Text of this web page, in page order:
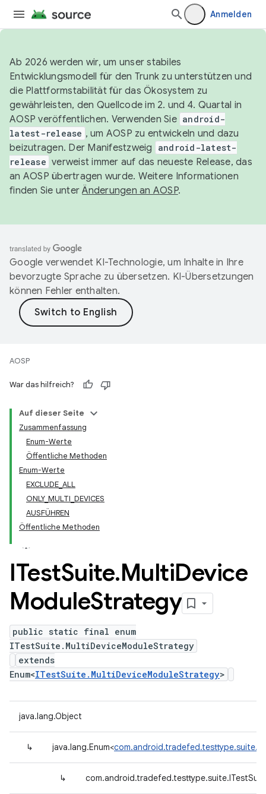
Anmelden
Ab 2026 werden wir, um unser stabiles
Entwicklungsmodell für den Trunk zu unterstützen und
die Plattformstabilität für das Ökosystem zu
gewährleisten, den Quellcode im 2. und 4. Quartal in
AOSP veröffentlichen. Verwenden Sie android-
latest-release , um AOSP zu entwickeln und dazu
beizutragen. Der Manifestzweig
android-latest-
release verweist immer auf das neueste Release, das
an AOSP übertragen wurde. Weitere Informationen
finden Sie unterÄnderungen an AOSP.
Google verwendet KI-Technologie, um Inhalte in Ihre
bevorzugte Sprache zu übersetzen. KI-Übersetzungen
können Fehler enthalten.
AOSP
War das hilfreich?
Auf dieser Seite
Zusammenfassung
Enum-Werte
Öffentliche Methoden
Enum-Werte
EXCLUDE_ALL
ONLY_MULTI_DEVICES
AUSFÜHREN
Öffentliche Methoden
ITestSuite.MultiDevice
ModuleStrategy
public static final enum
ITestSuite.MultiDeviceModuleStrategy
extends
Enum<ITestSuite.MultiDeviceModuleStrategy>
java.lang.Object
↳ java.lang.Enum<
↳